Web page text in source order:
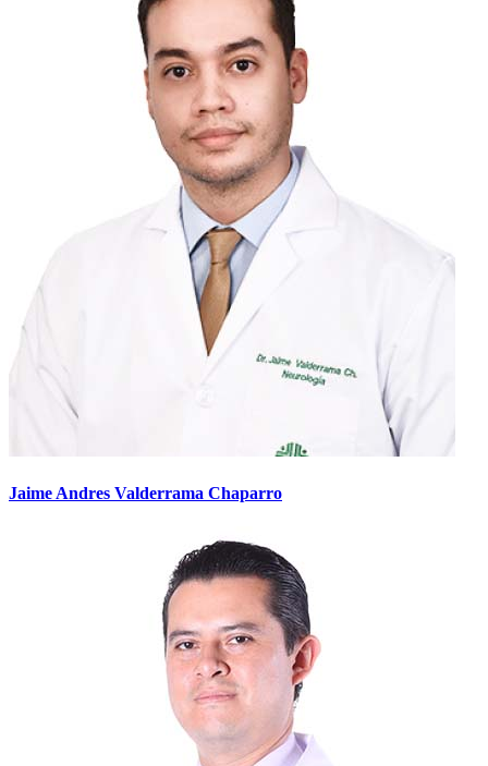
Jaime Andres Valderrama Chaparro